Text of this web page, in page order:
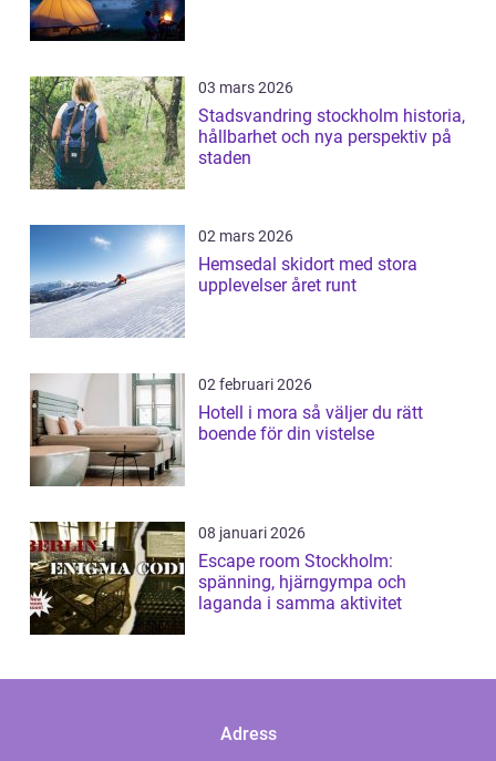
03 mars 2026
Stadsvandring stockholm historia,
hållbarhet och nya perspektiv på
staden
02 mars 2026
Hemsedal skidort med stora
upplevelser året runt
02 februari 2026
Hotell i mora så väljer du rätt
boende för din vistelse
08 januari 2026
Escape room Stockholm:
spänning, hjärngympa och
laganda i samma aktivitet
Adress